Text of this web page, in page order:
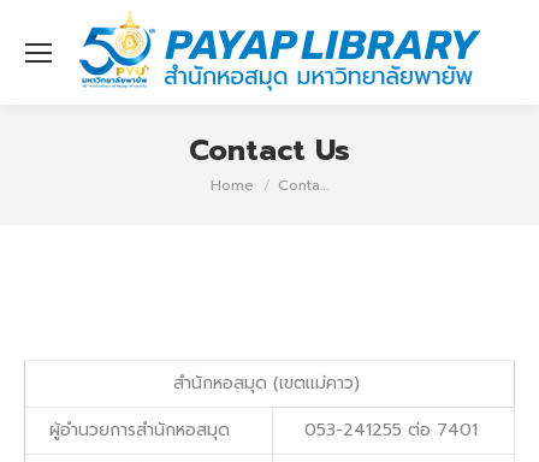
Contact Us
You are here:
Home Conta…
สำนักหอสมุด (เขตแม่คาว)
ผู้อำนวยการสำนักหอสมุด
053-241255 ต่อ 7401